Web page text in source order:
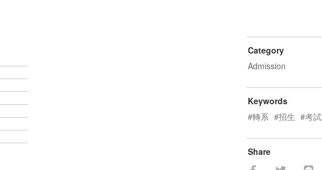
Category
Admission
Keywords
#轉系 #招生 #考試
Share